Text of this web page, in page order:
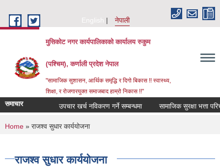
English
नेपाली
मुसिकोट नगर कार्यपालिकाको कार्यालय रुकुम
(पश्चिम), कर्णाली प्रदेश नेपाल
"सामाजिक सुशासन, आर्थिक समृद्धि र दिगो बिकास !! स्वास्थ्य,
शिक्षा, र रोजगारयुक्त समाजबाद हाम्रो निकास !!"
समाचार उपचार खर्च नविकरण गर्ने सम्बन्धमा
You are here
Home » राजश्व सुधार कार्ययोजना
राजश्व सुधार कार्ययोजना